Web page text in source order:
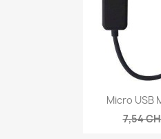

Micro USB
7,54